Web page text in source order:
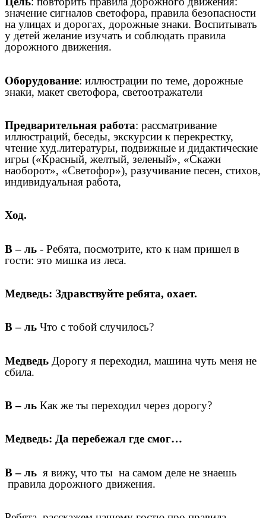
значение сигналов светофора, правила безопасности
на улицах и дорогах, дорожные знаки. Воспитывать
у детей желание изучать и соблюдать правила
дорожного движения.
Оборудование: иллюстрации по теме, дорожные
знаки, макет светофора, светоотражатели
Предварительная работа: рассматривание
иллюстраций, беседы, экскурсии к перекрестку,
чтение худ.литературы, подвижные и дидактические
игры («Красный, желтый, зеленый», «Скажи
наоборот», «Светофор»), разучивание песен, стихов,
индивидуальная работа,
Ход.
В – ль - Ребята, посмотрите, кто к нам пришел в
гости: это мишка из леса.
Медведь: Здравствуйте ребята, охает.
В – ль Что с тобой случилось?
Медведь Дорогу я переходил, машина чуть меня не
сбила.
В – ль Как же ты переходил через дорогу?
Медведь: Да перебежал где смог…
В – ль я вижу, что ты на самом деле не знаешь
правила дорожного движения.